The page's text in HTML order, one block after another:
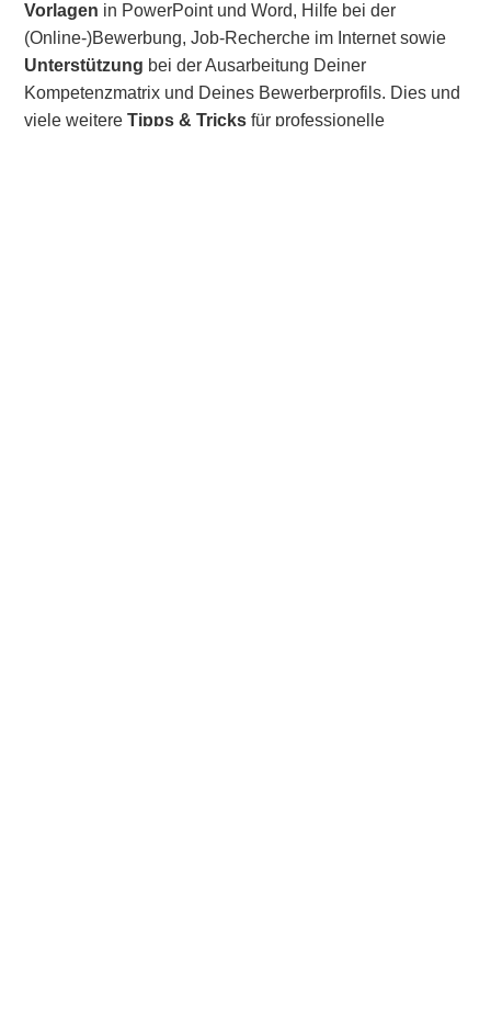
Vorlagen in PowerPoint und Word, Hilfe bei der
(Online-)Bewerbung, Job-Recherche im Internet sowie
Unterstützung bei der Ausarbeitung Deiner
Kompetenzmatrix und Deines Bewerberprofils. Dies und
viele weitereTipps & Tricks für professionelle